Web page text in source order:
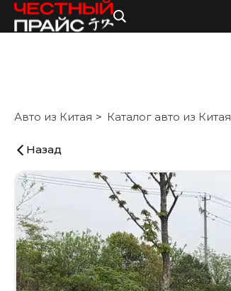
Авто из Китая Каталог авто из Китая
Назад